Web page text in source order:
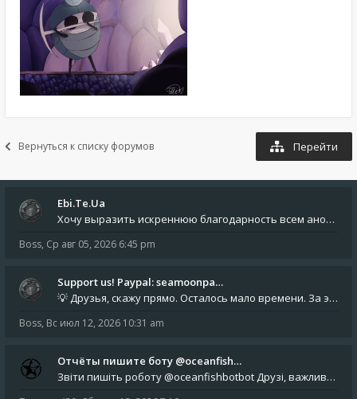
Вернуться к списку форумов Перейти
Ebi.Te.Ua
Хочу выразить искреннюю благодарность всем анонимным пользователям, которые поддержали наше сообщество финансово. Благод
Boss, Ср авг 05, 2026 6:45 pm
Support us! Paypal: seamoonpa…
💡 Друзья, скажу прямо. Осталось мало времени. За это время нам нужно закрыть последние обязательные расходы: около 500
Boss, Вс июл 12, 2026 10:31 am
Отчёты пишите боту @oceanfish…
Звіти пишіть роботу @oceanfishbotbot Друзі, важливе повідомлення для учасників форума. Основне звернення опублікован